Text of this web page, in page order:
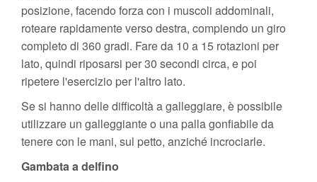
posizione, facendo forza con i muscoli addominali,
roteare rapidamente verso destra, compiendo un giro
completo di 360 gradi. Fare da 10 a 15 rotazioni per
lato, quindi riposarsi per 30 secondi circa, e poi
ripetere l'esercizio per l'altro lato.
Se si hanno delle difficoltà a galleggiare, è possibile
utilizzare un galleggiante o una palla gonfiabile da
tenere con le mani, sul petto, anziché incrociarle.
Gambata a delfino